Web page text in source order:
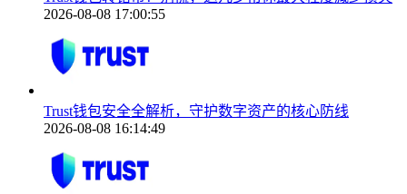
2026-08-08 17:00:55
Trust钱包安全全解析，守护数字资产的核心防线
2026-08-08 16:14:49